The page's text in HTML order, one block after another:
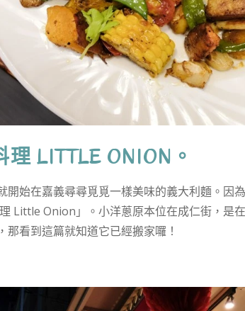
LITTLE ONION。
開始在嘉義尋尋覓覓一樣美味的義大利麵。因
Little Onion」。小洋蔥原本位在成仁街，是
那看到這篇就知道它已經搬家囉！